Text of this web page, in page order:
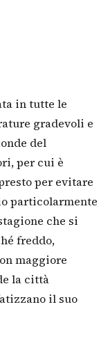
in tutte le
gradevoli e
del
per cui è
per evitare
particolarmente
che si
freddo,
maggiore
la città
il suo